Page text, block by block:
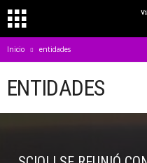
Inicio entidades
ENTIDADES